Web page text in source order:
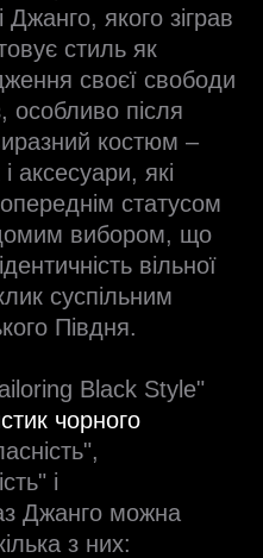
якого зіграв
стиль як
своєї свободи
особливо після
костюм –
аксесуари, які
статусом
вибором, що
вільної
суспільним
Півдня.
Black Style"
чорного
і
Джанго можна
з них: